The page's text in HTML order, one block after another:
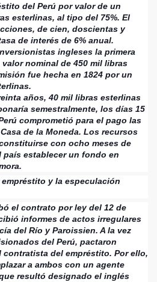
del Perú por valor de un
esterlinas, al tipo del 75%. El
de cien, doscientas y
de interés de 6% anual.
ingleses la primera
nominal de 450 mil libras
fue hecha en 1824 por un
años, 40 mil libras esterlinas
semestralmente, los días 15
comprometió para el pago las
de la Moneda. Los recursos
con ocho meses de
establecer un fondo en
y la especulación
el contrato por ley del 12 de
informes de actos irregulares
del Río y Paroissien. A la vez
del Perú, pactaron
del empréstito. Por ello,
a ambos con un agente
resultó designado el inglés